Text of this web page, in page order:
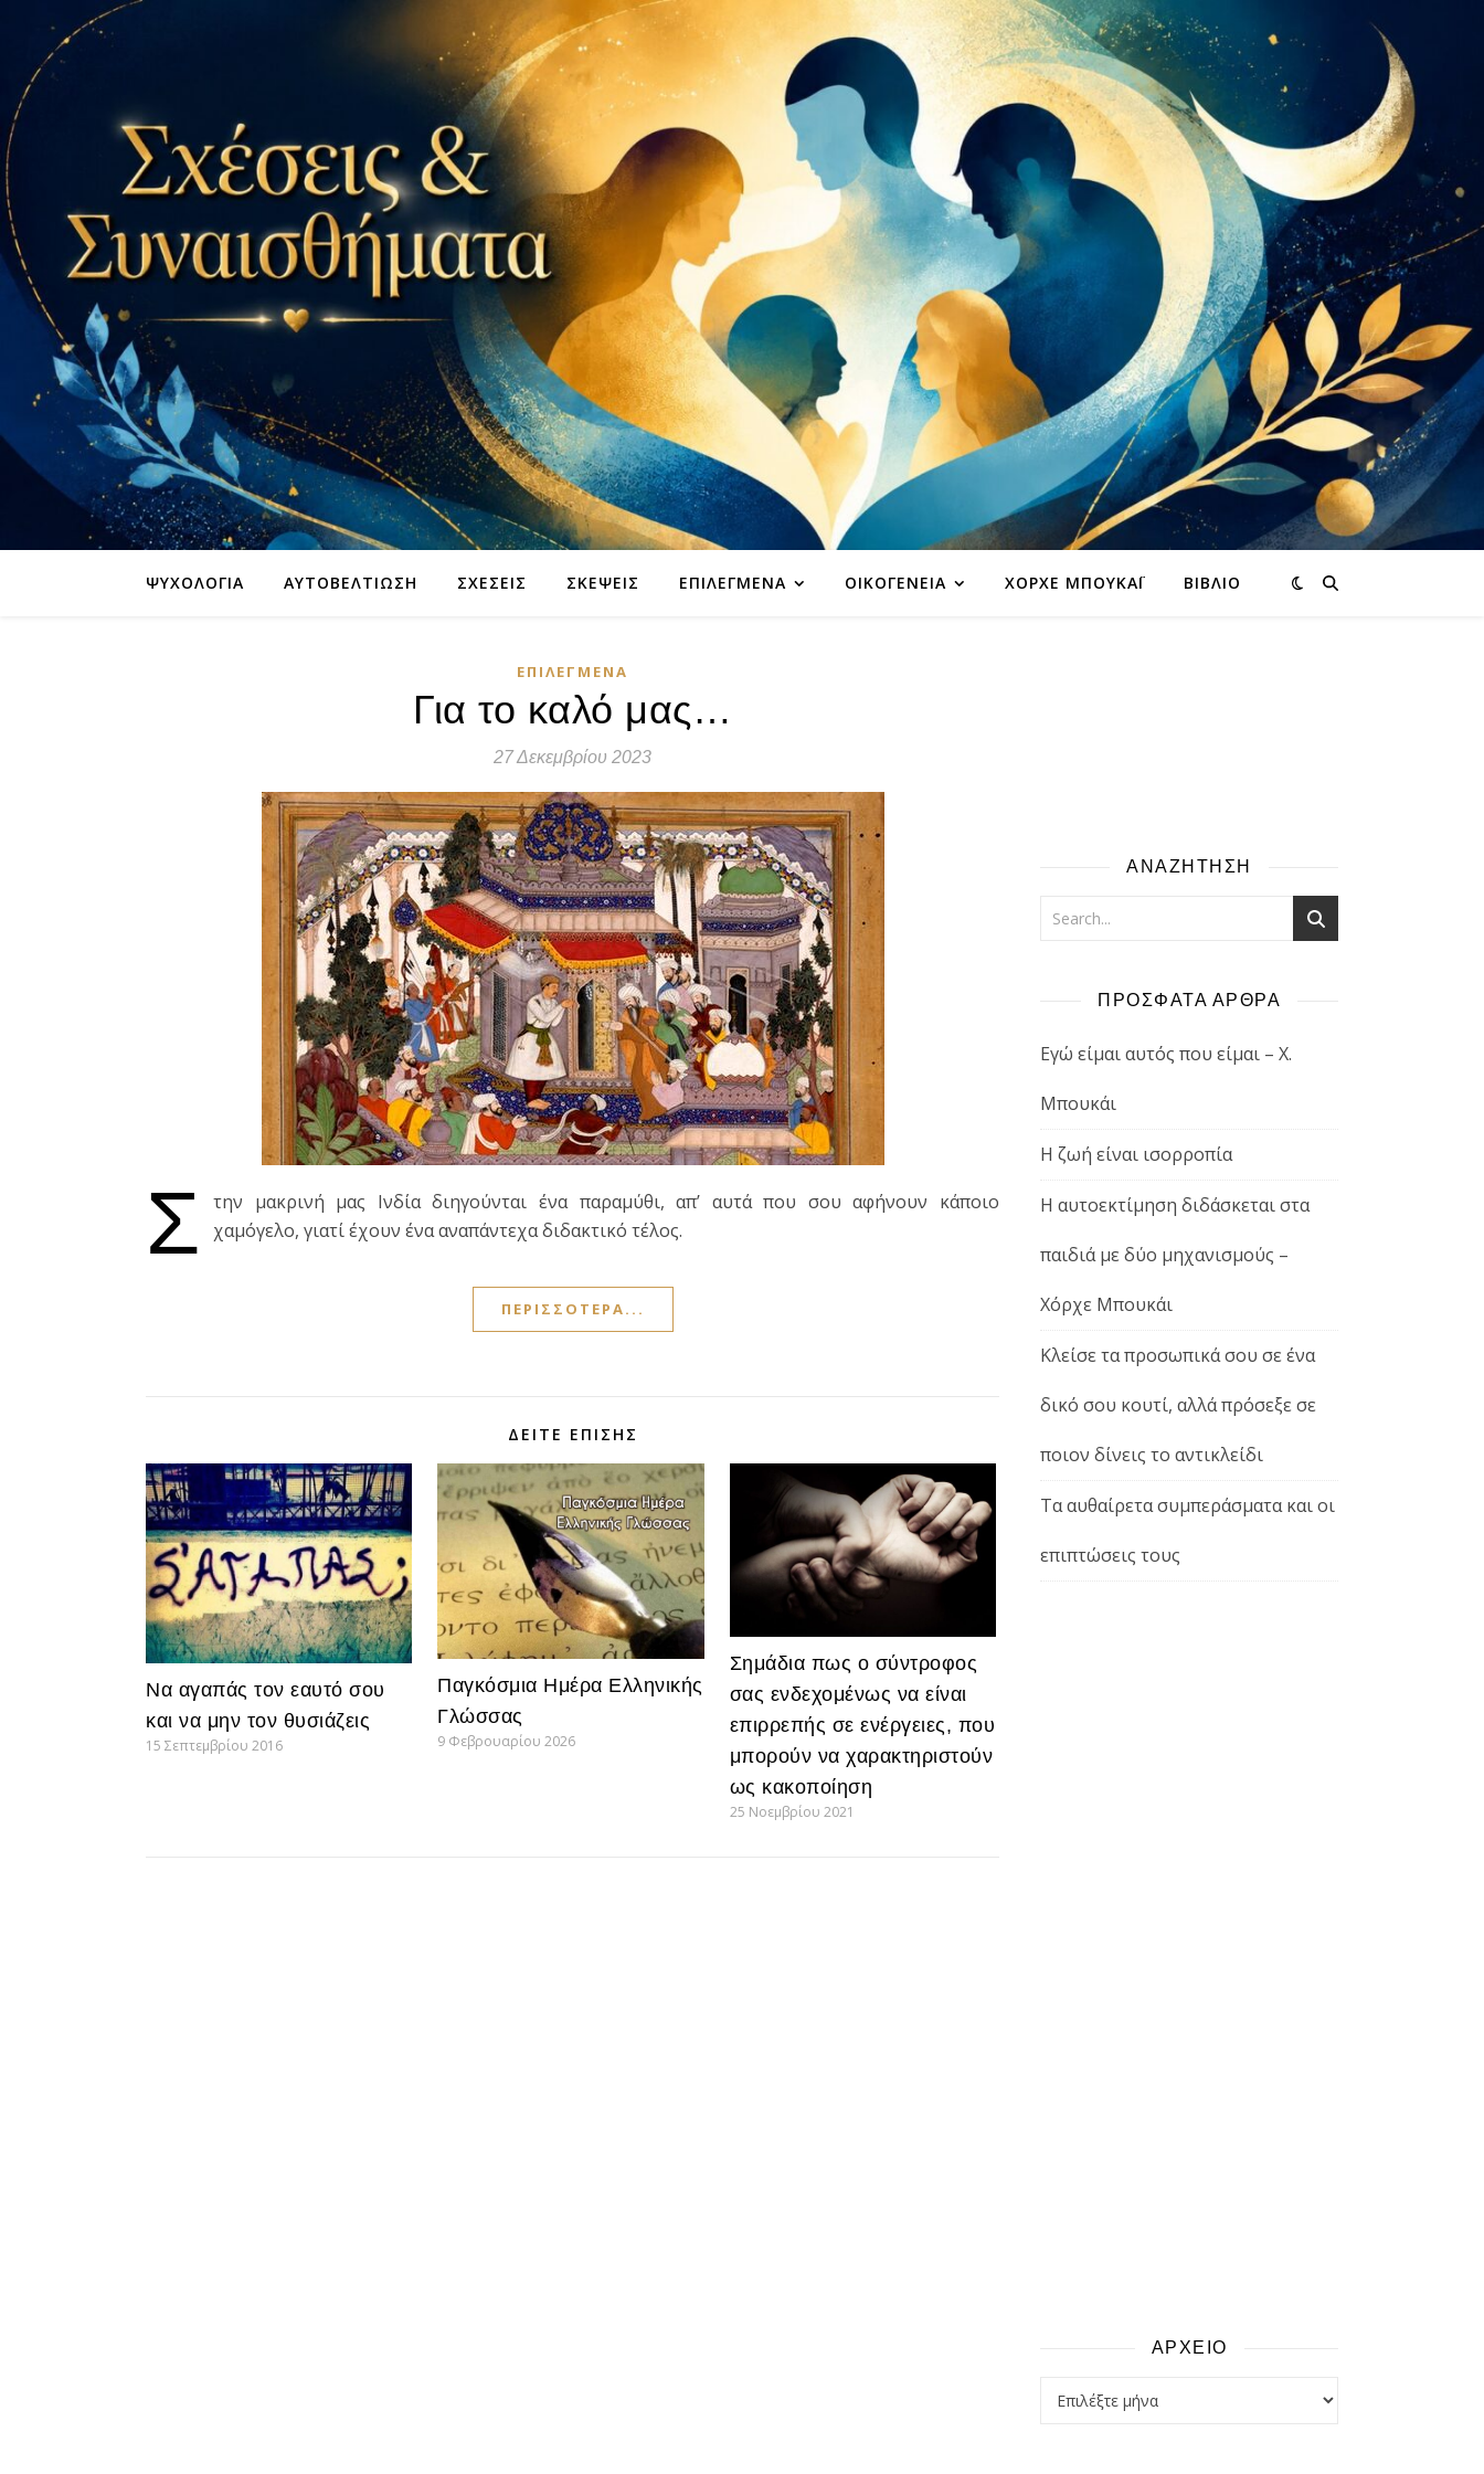
ΨΥΧΟΛΟΓΊΑ ΑΥΤΟΒΕΛΤΊΩΣΗ ΣΧΈΣΕΙΣ ΣΚΈΨΕΙΣ ΕΠΙΛΕΓΜΈΝΑ ΟΙΚΟΓΈΝΕΙΑ ΧΌΡΧΕ ΜΠΟΥΚΆΙ ΒΙΒΛΊΟ
ΕΠΙΛΕΓΜΈΝΑ
Για το καλό μας…
27 Δεκεμβρίου 2023
Σ
την μακρινή μας Ινδία διηγούνται ένα παραμύθι, απ’ αυτά που σου αφήνουν κάποιο
χαμόγελο, γιατί έχουν ένα αναπάντεχα διδακτικό τέλος.
ΠΕΡΙΣΣΌΤΕΡΑ...
ΔΕΊΤΕ ΕΠΊΣΗΣ
Να αγαπάς τον εαυτό σου
και να μην τον θυσιάζεις
15 Σεπτεμβρίου 2016
Παγκόσμια Ημέρα Ελληνικής
Γλώσσας
9 Φεβρουαρίου 2026
Σημάδια πως ο σύντροφος
σας ενδεχομένως να είναι
επιρρεπής σε ενέργειες, που
μπορούν να χαρακτηριστούν
ως κακοποίηση
25 Νοεμβρίου 2021
ΑΝΑΖΗΤΗΣΗ
ΠΡΟΣΦΑΤΑ ΑΡΘΡΑ
Εγώ είμαι αυτός που είμαι – Χ.
Μπουκάι
Η ζωή είναι ισορροπία
Η αυτοεκτίμηση διδάσκεται στα
παιδιά με δύο μηχανισμούς –
Χόρχε Μπουκάι
Κλείσε τα προσωπικά σου σε ένα
δικό σου κουτί, αλλά πρόσεξε σε
ποιον δίνεις το αντικλείδι
Τα αυθαίρετα συμπεράσματα και οι
επιπτώσεις τους
ΑΡΧΕΙΟ